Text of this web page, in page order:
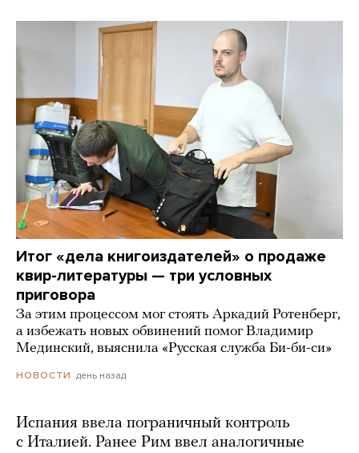
Итог «дела книгоиздателей» о продаже
квир-литературы — три условных
приговора
За этим процессом мог стоять Аркадий Ротенберг,
а избежать новых обвинений помог Владимир
Мединский, выяснила «Русская служба Би-би-си»
НОВОСТИ день назад
Испания ввела пограничный контроль
с Италией. Ранее Рим ввел аналогичные